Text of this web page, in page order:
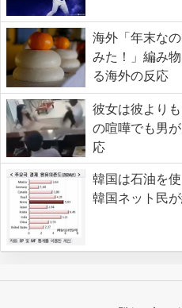
海外「年末な
みた！」編み
る海外の反応
彼女は彼より
の喧嘩でも男
応
韓国は石油を
韓国ネット民